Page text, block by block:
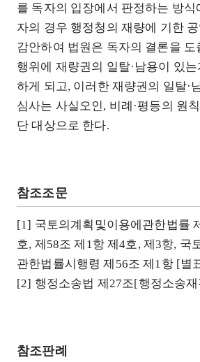
를 독자의 입장에서 판정하는 방식
자의 경우 행정청의 재량에 기한
감안하여 법원은 독자의 결론을 도
행위에 재량권의 일탈·남용이 있
하게 되고, 이러한 재량권의 일탈·
심사는 사실오인, 비례·평등의 원
단 대상으로 한다.
참조조문
[1] 국토의계획및이용에관한법률
호, 제58조 제1항 제4호, 제3항, 국
관한법률시행령 제56조 제1항 [별
[2] 행정소송법 제27조[행정소송
참조판례